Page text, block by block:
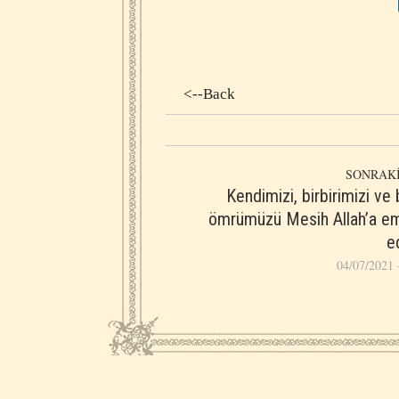
<--Back
Kendimizi, birbirimizi ve
ömrümüzü Mesih Allah’a
04/07/2021